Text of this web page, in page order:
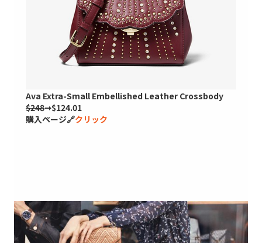
Ava Extra-Small Embellished Leather Crossbody
$248➞$124.01
購入ページ🔗クリック